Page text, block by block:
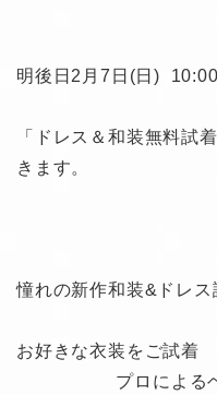
明後日2月7日(日)
「ドレス＆和装無料試
きます。
憧れの新作和装&ドレ
お好きな衣装をご試着
プロによる